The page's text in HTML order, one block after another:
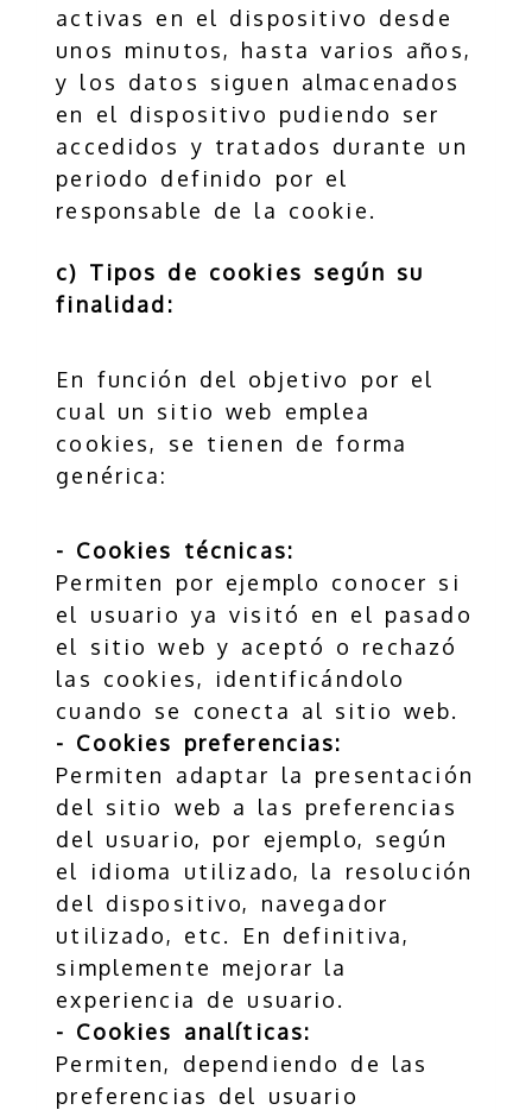
activas en el dispositivo desde
unos minutos, hasta varios años,
y los datos siguen almacenados
en el dispositivo pudiendo ser
accedidos y tratados durante un
periodo definido por el
responsable de la cookie.
c) Tipos de cookies según su
finalidad:
En función del objetivo por el
cual un sitio web emplea
cookies, se tienen de forma
genérica:
- Cookies técnicas:
Permiten por ejemplo conocer si
el usuario ya visitó en el pasado
el sitio web y aceptó o rechazó
las cookies, identificándolo
cuando se conecta al sitio web.
- Cookies preferencias:
Permiten adaptar la presentación
del sitio web a las preferencias
del usuario, por ejemplo, según
el idioma utilizado, la resolución
del dispositivo, navegador
utilizado, etc. En definitiva,
simplemente mejorar la
experiencia de usuario.
- Cookies analíticas:
Permiten, dependiendo de las
preferencias del usuario